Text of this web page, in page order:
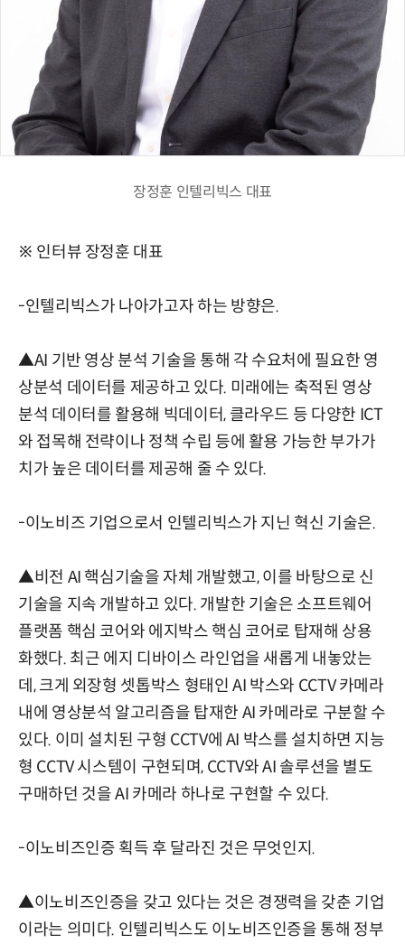
장정훈 인텔리빅스 대표
※ 인터뷰 장정훈 대표
-인텔리빅스가 나아가고자 하는 방향은.
▲AI 기반 영상 분석 기술을 통해 각 수요처에 필요한 영
상분석 데이터를 제공하고 있다. 미래에는 축적된 영상
분석 데이터를 활용해 빅데이터, 클라우드 등 다양한 ICT
와 접목해 전략이나 정책 수립 등에 활용 가능한 부가가
치가 높은 데이터를 제공해 줄 수 있다.
-이노비즈 기업으로서 인텔리빅스가 지닌 혁신 기술은.
▲비전 AI 핵심기술을 자체 개발했고, 이를 바탕으로 신
기술을 지속 개발하고 있다. 개발한 기술은 소프트웨어
플랫폼 핵심 코어와 에지박스 핵심 코어로 탑재해 상용
화했다. 최근 에지 디바이스 라인업을 새롭게 내놓았는
데, 크게 외장형 셋톱박스 형태인 AI 박스와 CCTV 카메라
내에 영상분석 알고리즘을 탑재한 AI 카메라로 구분할 수
있다. 이미 설치된 구형 CCTV에 AI 박스를 설치하면 지능
형 CCTV 시스템이 구현되며, CCTV와 AI 솔루션을 별도
구매하던 것을 AI 카메라 하나로 구현할 수 있다.
-이노비즈인증 획득 후 달라진 것은 무엇인지.
▲이노비즈인증을 갖고 있다는 것은 경쟁력을 갖춘 기업
이라는 의미다. 인텔리빅스도 이노비즈인증을 통해 정부